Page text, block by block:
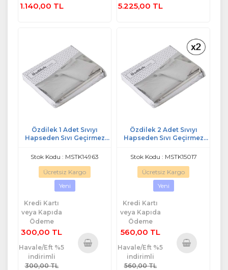
1.140,00 TL 5.225,00 TL
Özdilek 1 Adet Sıvıyı
Hapseden Sıvı Geçirmez
Stok Kodu : MSTK14963
Ücretsiz Kargo
Yeni
Kredi Kartı
veya Kapıda
Ödeme
300,00 TL
Havale/Eft %5
indirimli
300,00 TL
Özdilek 2 Adet Sıvıyı
Hapseden Sıvı Geçirmez
Stok Kodu : MSTK15017
Ücretsiz Kargo
Yeni
Kredi Kartı
veya Kapıda
Ödeme
560,00 TL
Havale/Eft %5
indirimli
560,00 TL